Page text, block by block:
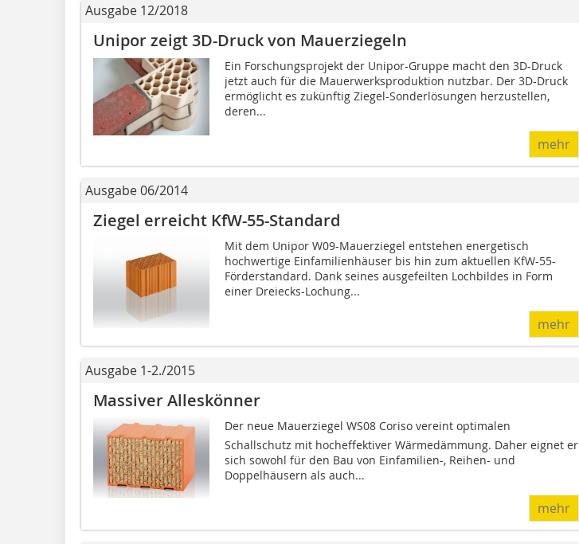
Ausgabe 12/2018
Unipor zeigt 3D-Druck von Mauerziegeln
Ein Forschungsprojekt der Unipor-Gruppe macht den 3D-Druck
jetzt auch für die Mauerwerksproduktion nutzbar. Der 3D-Druck
ermöglicht es zukünftig Ziegel-Sonderlösungen herzustellen,
deren...
mehr
Ausgabe 06/2014
Ziegel erreicht KfW-55-Standard
Mit dem Unipor W09-Mauerziegel entstehen energetisch
hochwertige Einfamilienhäuser bis hin zum aktuellen KfW-55-
Förderstandard. Dank seines ausgefeilten Lochbildes in Form
einer Dreiecks-Lochung...
mehr
Ausgabe 1-2./2015
Massiver Alleskönner
Der neue Mauerziegel WS08 Coriso vereint optimalen
Schallschutz mit hocheffektiver Wärmedämmung. Daher eignet er
sich sowohl für den Bau von Einfamilien-, Reihen- und
Doppelhäusern als auch...
mehr